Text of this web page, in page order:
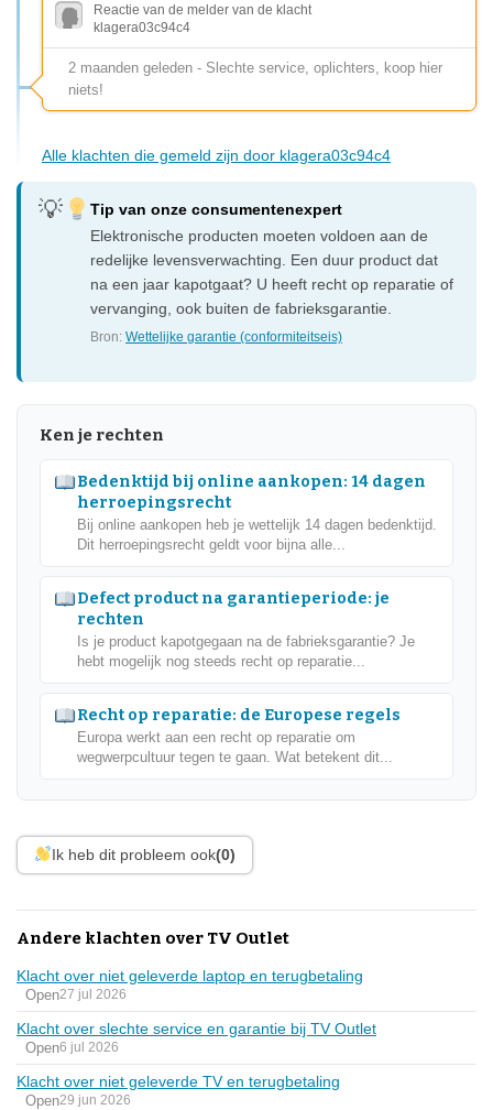
Reactie van de melder van de klacht
klagera03c94c4
2 maanden geleden - Slechte service, oplichters, koop hier
niets!
Alle klachten die gemeld zijn door klagera03c94c4
Tip van onze consumentenexpert
Elektronische producten moeten voldoen aan de
redelijke levensverwachting. Een duur product dat
na een jaar kapotgaat? U heeft recht op reparatie of
vervanging, ook buiten de fabrieksgarantie.
Bron:Wettelijke garantie (conformiteitseis)
Ken je rechten
Bedenktijd bij online aankopen: 14 dagen
herroepingsrecht
Bij online aankopen heb je wettelijk 14 dagen bedenktijd.
Dit herroepingsrecht geldt voor bijna alle...
Defect product na garantieperiode: je
rechten
Is je product kapotgegaan na de fabrieksgarantie? Je
hebt mogelijk nog steeds recht op reparatie...
Recht op reparatie: de Europese regels
Europa werkt aan een recht op reparatie om
wegwerpcultuur tegen te gaan. Wat betekent dit...
Ik heb dit probleem ook(0)
Andere klachten over TV Outlet
Klacht over niet geleverde laptop en terugbetaling
Open27 jul 2026
Klacht over slechte service en garantie bij TV Outlet
Open6 jul 2026
Klacht over niet geleverde TV en terugbetaling
Open29 jun 2026